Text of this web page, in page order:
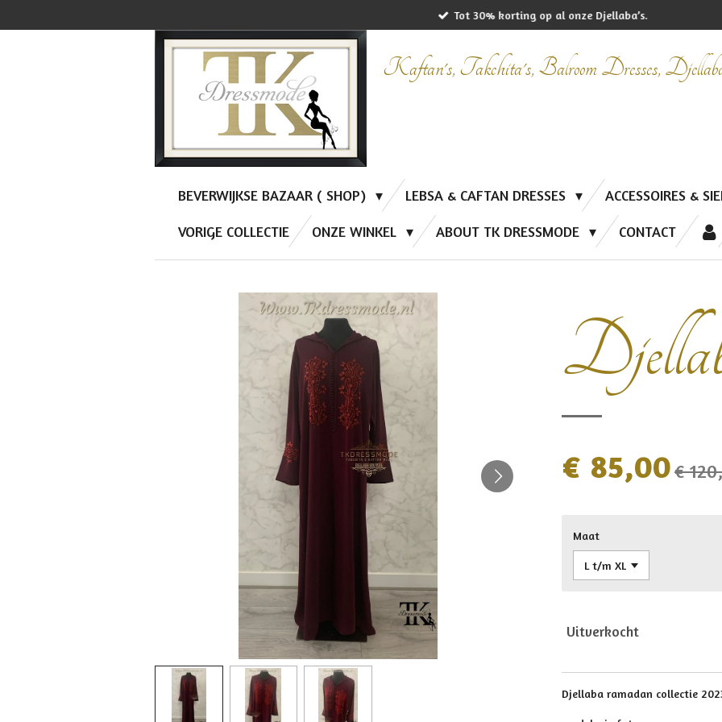
Tot 30% korting op al onze Djellaba’s.
Kaftan's, Takchita's, Balroom Dresses,
BEVERWIJKSE BAZAAR ( SHOP) LEBSA & CAFTAN DRESSES ACCESSOIRES &
VORIGE COLLECTIE ONZE WINKEL ABOUT TK DRESSMODE CONTACT
€ 85,00€
Maat
Uitverkocht
Djellaba ramadan collectie